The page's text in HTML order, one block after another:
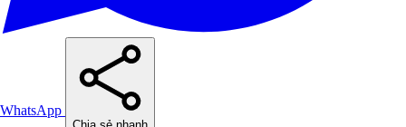
WhatsApp